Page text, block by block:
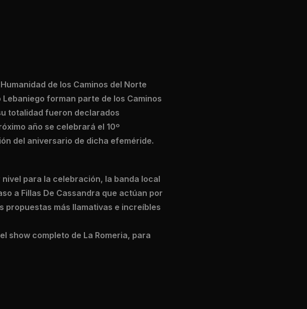
de los Caminos del Norte
forman parte de los Caminos
totalidad fueron declarados
año se celebrará el 10º
del aniversario de dicha efeméride.
para la celebración, la banda local
a Fillas De Cassandra que actúan por
propuestas más llamativas e increíbles
show completo de La Romeria, para